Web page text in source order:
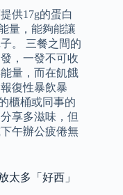
供17g的蛋白
量，能夠能讓
。 三餐之間的
，一發不可收
量，而在飢餓
復性暴飲暴
櫃桶或同事的
享多滋味，但
午辦公疲倦無
太多「好西」